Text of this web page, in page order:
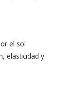
el sol
elasticidad y